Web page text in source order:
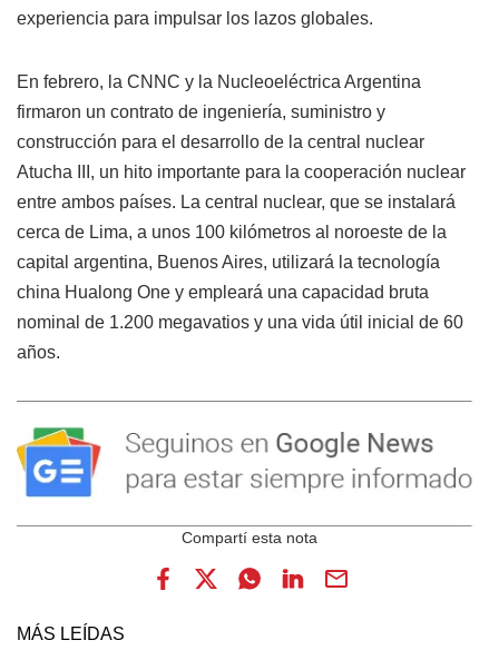
experiencia para impulsar los lazos globales.
En febrero, la CNNC y la Nucleoeléctrica Argentina
firmaron un contrato de ingeniería, suministro y
construcción para el desarrollo de la central nuclear
Atucha III, un hito importante para la cooperación nuclear
entre ambos países. La central nuclear, que se instalará
cerca de Lima, a unos 100 kilómetros al noroeste de la
capital argentina, Buenos Aires, utilizará la tecnología
china Hualong One y empleará una capacidad bruta
nominal de 1.200 megavatios y una vida útil inicial de 60
años.
MÁS LEÍDAS